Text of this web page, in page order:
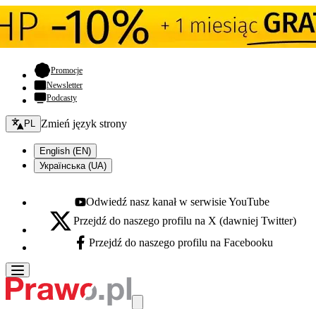
Promocje- otwiera się w nowej karcie
Newsletter
Podcasty
Zmień język - bieżący:
PL Zmień język strony
English (EN)
Українська (UA)
Youtube - otwiera się w nowej karcie
Odwiedź nasz kanał w serwisie YouTube
X - otwiera się w nowej karcie
Przejdź do naszego profilu na X (dawniej Twitter)
Facebook - otwiera się w nowej karcie
Przejdź do naszego profilu na Facebooku